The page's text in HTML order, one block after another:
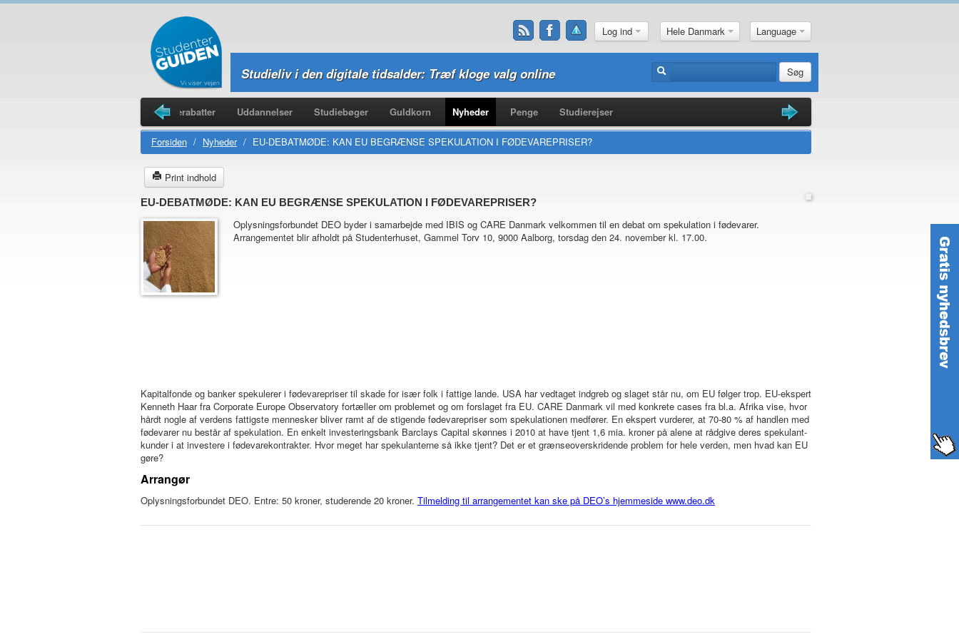
Log ind Hele Danmark Language
Studieliv i den digitale tidsalder: Træf kloge valg online Søg
Studierabatter Uddannelser Studiebøger Guldkorn Nyheder Penge Studierejser
Forsiden / Nyheder / EU-DEBATMØDE: KAN EU BEGRÆNSE SPEKULATION I FØDEVAREPRISER?
Print indhold
EU-DEBATMØDE: KAN EU BEGRÆNSE SPEKULATION I FØDEVAREPRISER?
Oplysningsforbundet DEO byder i samarbejde med IBIS og CARE Danmark velkommen til en debat om spekulation i fødevarer.
Arrangementet blir afholdt på Studenterhuset, Gammel Torv 10, 9000 Aalborg, torsdag den 24. november kl. 17.00.
Kapitalfonde og banker spekulerer i fødevarepriser til skade for især folk i fattige lande. USA har vedtaget indgreb og slaget står nu, om EU følger trop. EU-ekspert
Kenneth Haar fra Corporate Europe Observatory fortæller om problemet og om forslaget fra EU. CARE Danmark vil med konkrete cases fra bl.a. Afrika vise, hvor
hårdt nogle af verdens fattigste mennesker bliver ramt af de stigende fødevarepriser som spekulationen medfører. En ekspert vurderer, at 70-80 % af handlen med
fødevarer nu består af spekulation. En enkelt investeringsbank Barclays Capital skønnes i 2010 at have tjent 1,6 mia. kroner på alene at rådgive deres spekulant-
kunder i at investere i fødevarekontrakter. Hvor meget har spekulanterne så ikke tjent? Det er et grænseoverskridende problem for hele verden, men hvad kan EU
gøre?
Arrangør
Oplysningsforbundet DEO. Entre: 50 kroner, studerende 20 kroner. Tilmelding til arrangementet kan ske på DEO’s hjemmeside www.deo.dk